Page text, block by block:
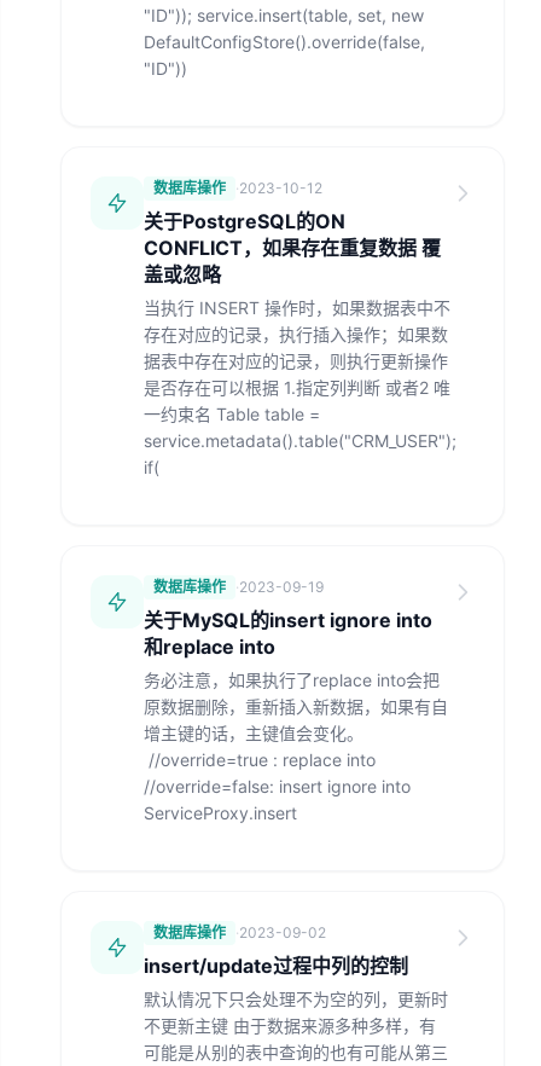
"ID")); service.insert(table, set, new
DefaultConfigStore().override(false,
"ID"))
数据库操作 ·2023-10-12
关于PostgreSQL的ON
CONFLICT，如果存在重复数据 覆
盖或忽略
当执行 INSERT 操作时，如果数据表中不
存在对应的记录，执行插入操作；如果数
据表中存在对应的记录，则执行更新操作
是否存在可以根据 1.指定列判断 或者2 唯
一约束名 Table table =
service.metadata().table("CRM_USER");
if(
数据库操作 ·2023-09-19
关于MySQL的insert ignore into
和replace into
务必注意，如果执行了replace into会把
原数据删除，重新插入新数据，如果有自
增主键的话，主键值会变化。
//override=true : replace into
//override=false: insert ignore into
ServiceProxy.insert
数据库操作 ·2023-09-02
insert/update过程中列的控制
默认情况下只会处理不为空的列，更新时
不更新主键 由于数据来源多种多样，有
可能是从别的表中查询的也有可能从第三